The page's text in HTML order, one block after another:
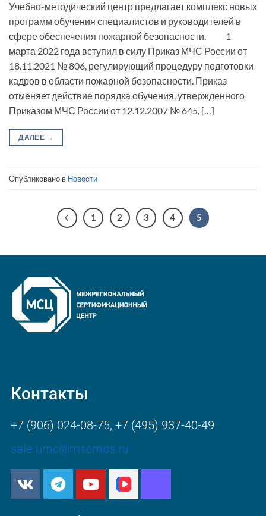
Учебно-методический центр предлагает комплекс новых
программ обучения специалистов и руководителей в
сфере обеспечения пожарной безопасности. 1
марта 2022 года вступил в силу Приказ МЧС России от
18.11.2021 № 806, регулирующий процедуру подготовки
кадров в области пожарной безопасности. Приказ
отменяет действие порядка обучения, утвержденного
Приказом МЧС России от 12.12.2007 № 645, […]
ДАЛЕЕ →
Опубликовано в Новости
1 2 3 4 5
Контакты
+7 (906) 024-08-75, +7 (495) 937-40-49
sale-umc@mscmos.ru